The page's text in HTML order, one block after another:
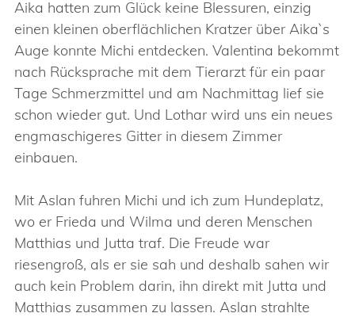
Aika hatten zum Glück keine Blessuren, einzig
einen kleinen oberflächlichen Kratzer über Aika`s
Auge konnte Michi entdecken. Valentina bekommt
nach Rücksprache mit dem Tierarzt für ein paar
Tage Schmerzmittel und am Nachmittag lief sie
schon wieder gut. Und Lothar wird uns ein neues
engmaschigeres Gitter in diesem Zimmer
einbauen.
Mit Aslan fuhren Michi und ich zum Hundeplatz,
wo er Frieda und Wilma und deren Menschen
Matthias und Jutta traf. Die Freude war
riesengroß, als er sie sah und deshalb sahen wir
auch kein Problem darin, ihn direkt mit Jutta und
Matthias zusammen zu lassen. Aslan strahlte